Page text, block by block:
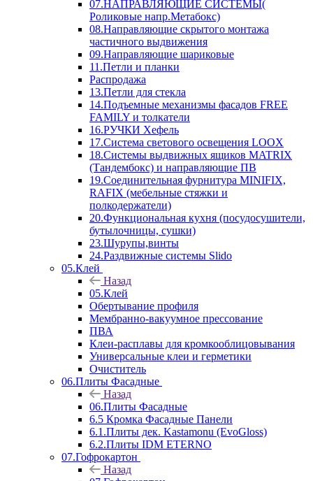
07.НАПРАВЛЯЮЩИЕ СИСТЕМЫ(
Роликовые напр.Метабокс)
08.Направляющие скрытого монтажа
частичного выдвижения
09.Направляющие шариковые
11.Петли и планки
Распродажа
13.Петли для стекла
14.Подъемные механизмы фасадов FREE
FAMILY и толкатели
16.РУЧКИ Хефель
17.Система светового освещения LOOX
18.Системы выдвижных ящиков MATRIX
(Тандембокс) и направляющие ПВ
19.Соединительная фурнитура MINIFIX,
RAFIX (мебельные стяжки и
полкодержатели)
20.Функциональная кухня (посудосушители,
бутылочницы, сушки)
23.Шурупы,винты
24.Раздвижные системы Slido
05.Клей
Назад
05.Клей
Обертывание профиля
Мембранно-вакуумное прессование
ПВА
Клеи-расплавы для кромкооблицовывания
Универсальные клеи и герметики
Очиститель
06.Плиты Фасадные
Назад
06.Плиты Фасадные
6.5 Кромка Фасадные Панели
6.1.Плиты дек. Kastamonu (EvoGloss)
6.2.Плиты IDM ETERNO
07.Гофрокартон
Назад